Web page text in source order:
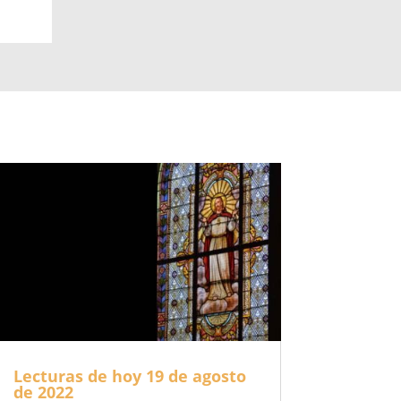
Lecturas de hoy 19 de agosto
de 2022